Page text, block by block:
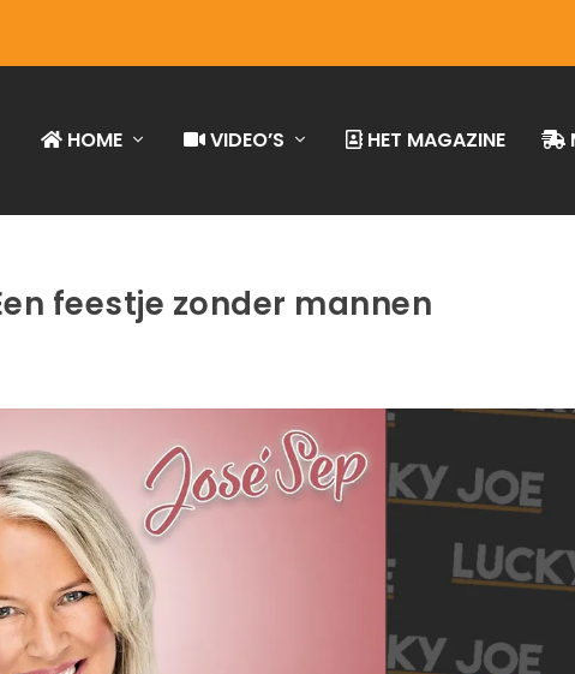
HOME VIDEO’S HET MAGAZINE
feestje zonder mannen